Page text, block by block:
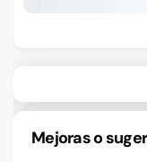
Mejoras o